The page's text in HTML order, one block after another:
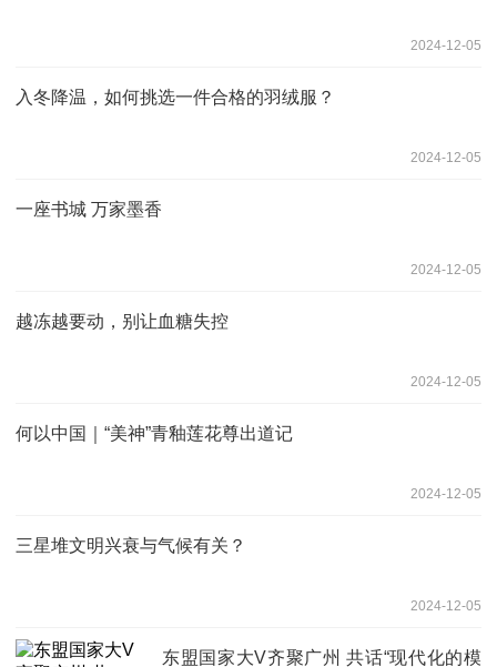
2024-12-05
入冬降温，如何挑选一件合格的羽绒服？
2024-12-05
一座书城 万家墨香
2024-12-05
越冻越要动，别让血糖失控
2024-12-05
何以中国｜“美神”青釉莲花尊出道记
2024-12-05
三星堆文明兴衰与气候有关？
2024-12-05
东盟国家大V齐聚广州 共话“现代化的模